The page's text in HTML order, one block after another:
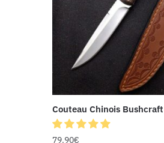
Couteau Chinois
79.90€